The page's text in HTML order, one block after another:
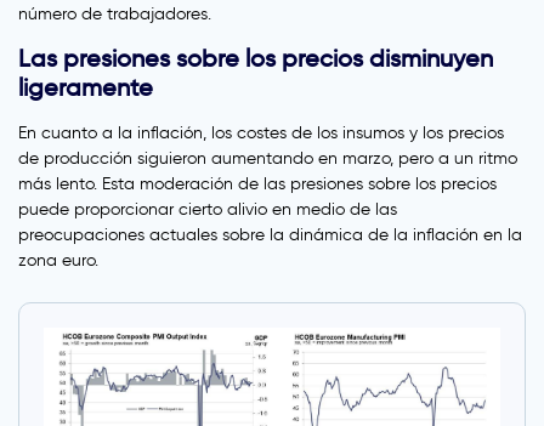
número de trabajadores.
Las presiones sobre los precios disminuyen
ligeramente
En cuanto a la inflación, los costes de los insumos y los precios
de producción siguieron aumentando en marzo, pero a un ritmo
más lento. Esta moderación de las presiones sobre los precios
puede proporcionar cierto alivio en medio de las
preocupaciones actuales sobre la dinámica de la inflación en la
zona euro.